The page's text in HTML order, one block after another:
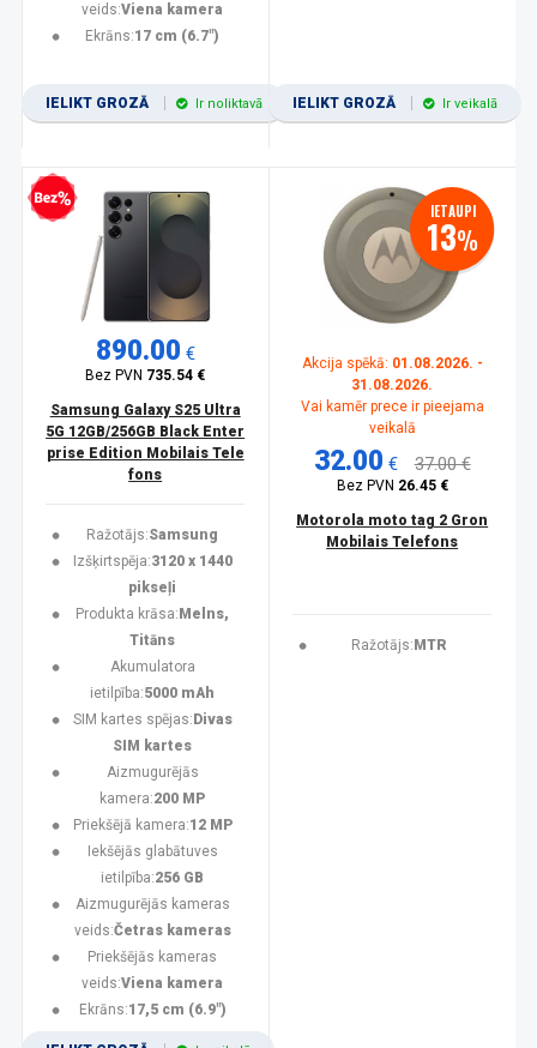
veids:Viena kamera
Ekrāns:17 cm (6.7")
IELIKT GROZĀ Ir noliktavā IELIKT GROZĀ Ir veikalā
kredīts
890.00 €
Bez PVN 735.54 €
Samsung Galaxy S25 Ultra
5G 12GB/256GB Black Enter
prise Edition Mobilais Tele
fons
Ražotājs:Samsung
Izšķirtspēja:3120 x 1440
pikseļi
Produkta krāsa: Melns,
Titāns
Akumulatora
ietilpība:5000 mAh
SIM kartes spējas: Divas
SIM kartes
Aizmugurējās
kamera:200 MP
Priekšējā kamera:12 MP
Iekšējās glabātuves
ietilpība:256 GB
Aizmugurējās kameras
veids:Četras kameras
Priekšējās kameras
veids:Viena kamera
Ekrāns:17,5 cm (6.9")
IETAUPI
13%
Akcija spēkā: 01.08.2026. -
31.08.2026.
Vai kamēr prece ir pieejama
veikalā
32.00 € 37.00 €
Bez PVN 26.45 €
Motorola moto tag 2 Gron
Mobilais Telefons
Ražotājs: MTR